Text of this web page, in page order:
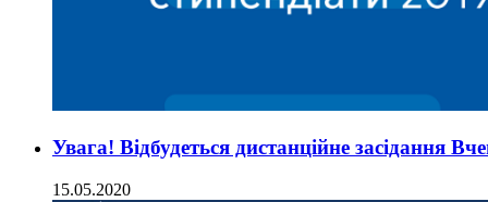
Увага! Відбудеться дистанційне засідання
15.05.2020